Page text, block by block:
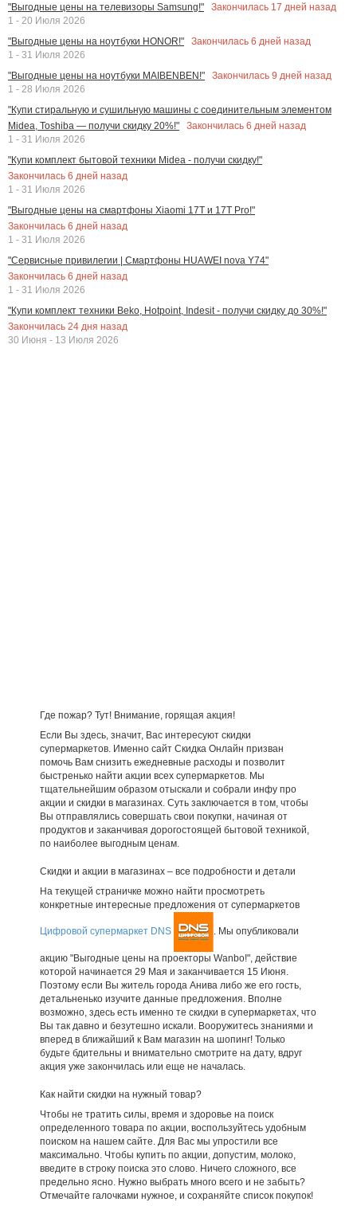
"Выгодные цены на телевизоры Samsung!"
Закончилась 17 дней назад
1 - 20 Июля 2026
"Выгодные цены на ноутбуки HONOR!"
Закончилась 6 дней назад
1 - 31 Июля 2026
"Выгодные цены на ноутбуки MAIBENBEN!"
Закончилась 9 дней назад
1 - 28 Июля 2026
"Купи стиральную и сушильную машины с соединительным элементом
Midea, Toshiba — получи скидку 20%!"
Закончилась 6 дней назад
1 - 31 Июля 2026
"Купи комплект бытовой техники Midea - получи скидку!"
Закончилась 6 дней назад
1 - 31 Июля 2026
"Выгодные цены на смартфоны Xiaomi 17T и 17T Pro!"
Закончилась 6 дней назад
1 - 31 Июля 2026
"Сервисные привилегии | Смартфоны HUAWEI nova Y74"
Закончилась 6 дней назад
1 - 31 Июля 2026
"Купи комплект техники Beko, Hotpoint, Indesit - получи скидку до 30%!"
Закончилась 24 дня назад
30 Июня - 13 Июля 2026
Где пожар? Тут! Внимание, горящая акция!
Если Вы здесь, значит, Вас интересуют скидки
супермаркетов. Именно сайт Скидка Онлайн призван
помочь Вам снизить ежедневные расходы и позволит
быстренько найти акции всех супермаркетов. Мы
тщательнейшим образом отыскали и собрали инфу про
акции и скидки в магазинах. Суть заключается в том, чтобы
Вы отправлялись совершать свои покупки, начиная от
продуктов и заканчивая дорогостоящей бытовой техникой,
по наиболее выгодным ценам.
Скидки и акции в магазинах – все подробности и детали
На текущей страничке можно найти просмотреть
конкретные интересные предложения от супермаркетов
Цифровой супермаркет DNS . Мы опубликовали
акцию "Выгодные цены на проекторы Wanbo!", действие
которой начинается 29 Мая и заканчивается 15 Июня.
Поэтому если Вы житель города Анива либо же его гость,
детальненько изучите данные предложения. Вполне
возможно, здесь есть именно те скидки в супермаркетах, что
Вы так давно и безутешно искали. Вооружитесь знаниями и
вперед в ближайший к Вам магазин на шопинг! Только
будьте бдительны и внимательно смотрите на дату, вдруг
акция уже закончилась или еще не началась.
Как найти скидки на нужный товар?
Чтобы не тратить силы, время и здоровье на поиск
определенного товара по акции, воспользуйтесь удобным
поиском на нашем сайте. Для Вас мы упростили все
максимально. Чтобы купить по акции, допустим, молоко,
введите в строку поиска это слово. Ничего сложного, все
предельно ясно. Нужно выбрать много всего и не забыть?
Отмечайте галочками нужное, и сохраняйте список покупок!